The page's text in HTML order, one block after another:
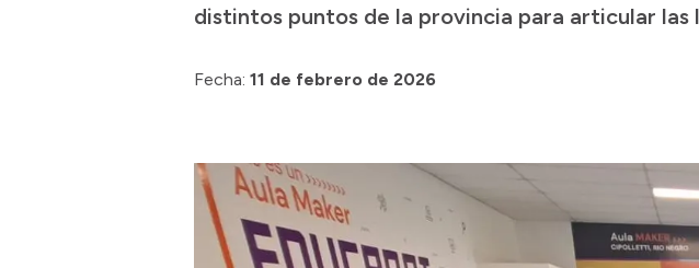
distintos puntos de la provincia para articular
Fecha: 11 de febrero de 2026